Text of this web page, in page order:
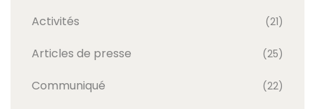
Activités (21)
Articles de presse (25)
Communiqué (22)